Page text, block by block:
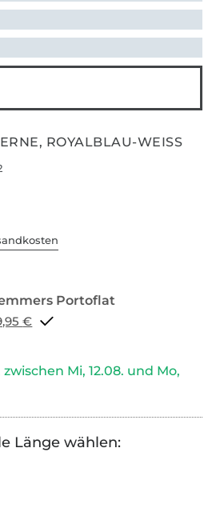
ROYALBLAU-WEISS
Portoflat schon ab 9,95 €
Mi, 12.08. und Mo,
Länge wählen: